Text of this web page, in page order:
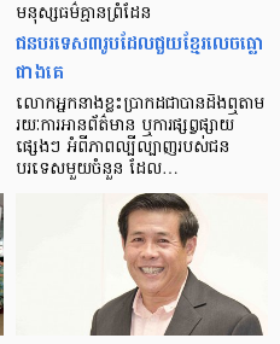
មនុស្ស​ធម៌​គ្មាន​ព្រំដែន
ជន​បរទេស​៣​រូប​ដែល​ជួយ​ខ្មែរ​លេច​ធ្លោ​
ជាង​គេ
លោកអ្នក​នាង​ខ្លះ​ប្រាកដ​ជា​បាន​​ដឹង​ឮ​តាម​
រយៈ​ការ​អាន​ព័ត៌មាន ឬ​ការ​ផ្សព្វផ្សាយ​
ផ្សេងៗ អំពី​ភាព​ល្បីល្បាញ​របស់​ជន​
បរទេស​មួយ​ចំនួន ដែល…